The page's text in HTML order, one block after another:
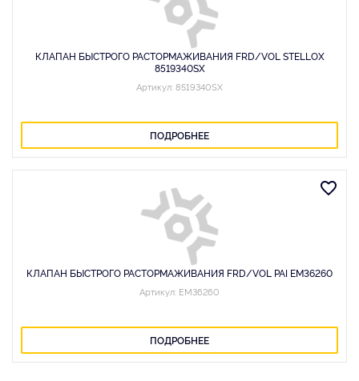
КЛАПАН БЫСТРОГО РАСТОРМАЖИВАНИЯ FRD/VOL STELLOX
8519340SX
Артикул: 8519340SX
ПОДРОБНЕЕ
КЛАПАН БЫСТРОГО РАСТОРМАЖИВАНИЯ FRD/VOL PAI EM36260
Артикул: EM36260
ПОДРОБНЕЕ